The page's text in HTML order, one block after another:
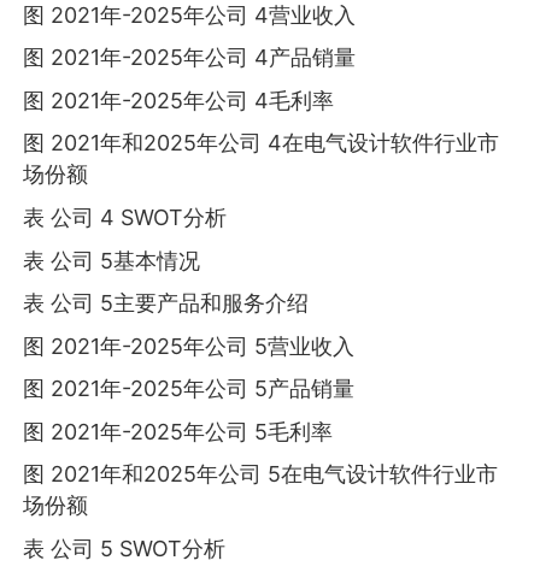
图 2021年-2025年公司 4营业收入
图 2021年-2025年公司 4产品销量
图 2021年-2025年公司 4毛利率
图 2021年和2025年公司 4在电气设计软件行业市
场份额
表 公司 4 SWOT分析
表 公司 5基本情况
表 公司 5主要产品和服务介绍
图 2021年-2025年公司 5营业收入
图 2021年-2025年公司 5产品销量
图 2021年-2025年公司 5毛利率
图 2021年和2025年公司 5在电气设计软件行业市
场份额
表 公司 5 SWOT分析